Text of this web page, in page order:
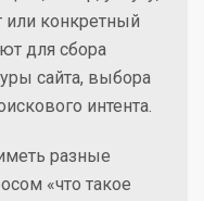
или конкретный
для сбора
сайта, выбора
интента.
разные
«что такое